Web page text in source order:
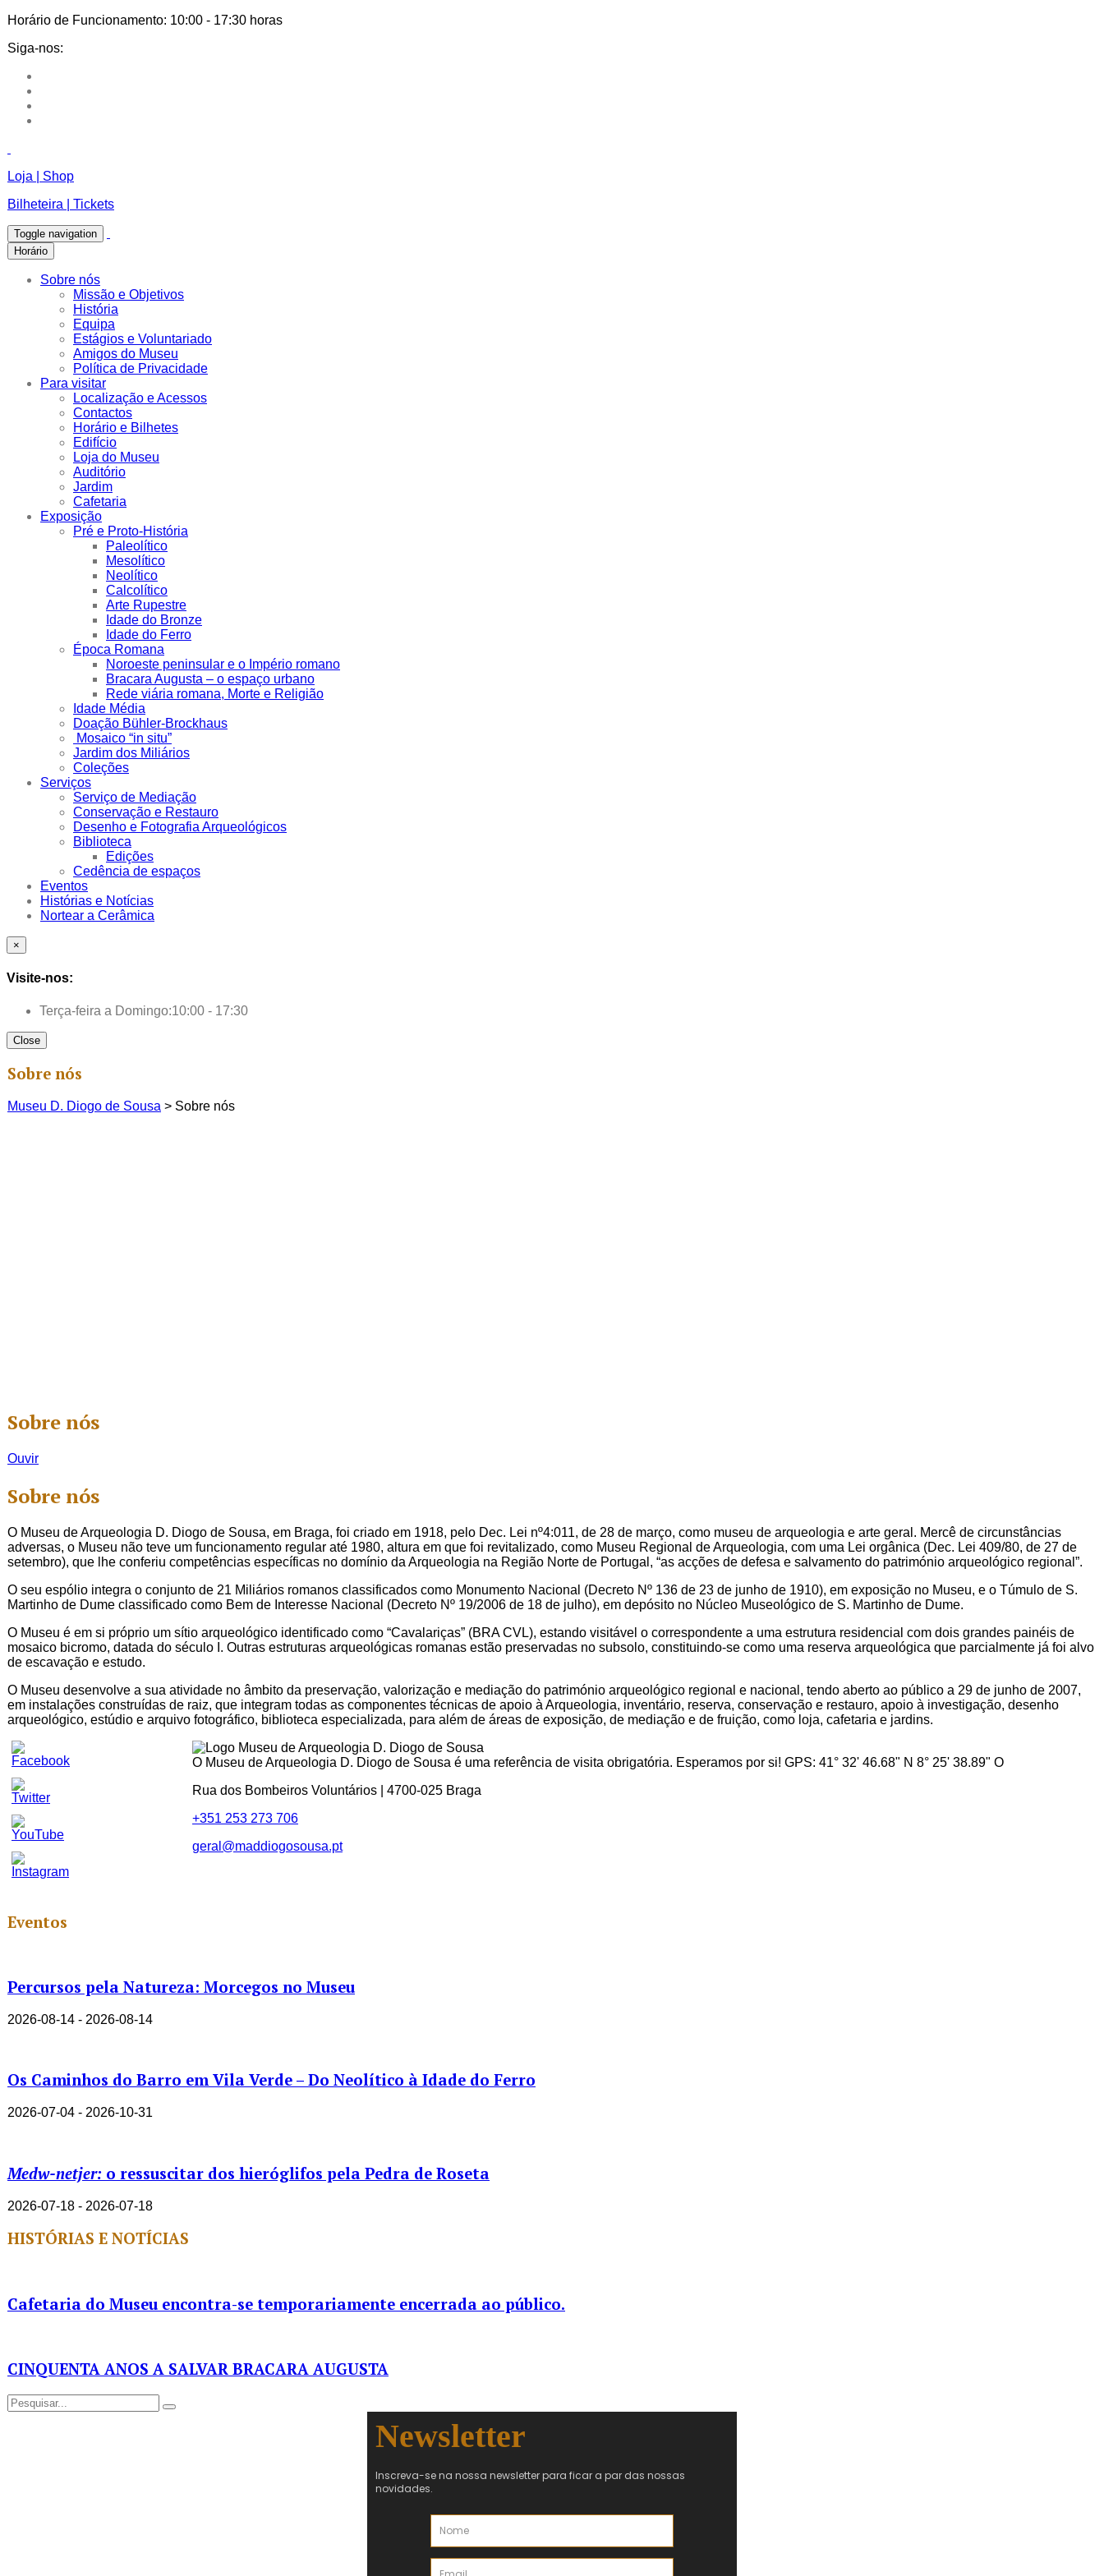
Horário de Funcionamento: 10:00 - 17:30 horas
Siga-nos:
Loja | Shop
Bilheteira | Tickets
Toggle navigation
Horário
Sobre nós
Missão e Objetivos
História
Equipa
Estágios e Voluntariado
Amigos do Museu
Política de Privacidade
Para visitar
Localização e Acessos
Contactos
Horário e Bilhetes
Edifício
Loja do Museu
Auditório
Jardim
Cafetaria
Exposição
Pré e Proto-História
Paleolítico
Mesolítico
Neolítico
Calcolítico
Arte Rupestre
Idade do Bronze
Idade do Ferro
Época Romana
Noroeste peninsular e o Império romano
Bracara Augusta – o espaço urbano
Rede viária romana, Morte e Religião
Idade Média
Doação Bühler-Brockhaus
Mosaico “in situ”
Jardim dos Miliários
Coleções
Serviços
Serviço de Mediação
Conservação e Restauro
Desenho e Fotografia Arqueológicos
Biblioteca
Edições
Cedência de espaços
Eventos
Histórias e Notícias
Nortear a Cerâmica
×
Visite-nos:
Terça-feira a Domingo:10:00 - 17:30
Close
Sobre nós
Museu D. Diogo de Sousa > Sobre nós
Sobre nós
Ouvir
Sobre nós
O Museu de Arqueologia D. Diogo de Sousa, em Braga, foi criado em 1918, pelo Dec. Lei nº4:011, de 28 de março, como museu de arqueologia e arte geral. Mercê de circunstâncias
adversas, o Museu não teve um funcionamento regular até 1980, altura em que foi revitalizado, como Museu Regional de Arqueologia, com uma Lei orgânica (Dec. Lei 409/80, de 27 de
setembro), que lhe conferiu competências específicas no domínio da Arqueologia na Região Norte de Portugal, “as acções de defesa e salvamento do património arqueológico regional”.
O seu espólio integra o conjunto de 21 Miliários romanos classificados como Monumento Nacional (Decreto Nº 136 de 23 de junho de 1910), em exposição no Museu, e o Túmulo de S.
Martinho de Dume classificado como Bem de Interesse Nacional (Decreto Nº 19/2006 de 18 de julho), em depósito no Núcleo Museológico de S. Martinho de Dume.
O Museu é em si próprio um sítio arqueológico identificado como “Cavalariças” (BRA CVL), estando visitável o correspondente a uma estrutura residencial com dois grandes painéis de
mosaico bicromo, datada do século I. Outras estruturas arqueológicas romanas estão preservadas no subsolo, constituindo-se como uma reserva arqueológica que parcialmente já foi alvo
de escavação e estudo.
O Museu desenvolve a sua atividade no âmbito da preservação, valorização e mediação do património arqueológico regional e nacional, tendo aberto ao público a 29 de junho de 2007,
em instalações construídas de raiz, que integram todas as componentes técnicas de apoio à Arqueologia, inventário, reserva, conservação e restauro, apoio à investigação, desenho
arqueológico, estúdio e arquivo fotográfico, biblioteca especializada, para além de áreas de exposição, de mediação e de fruição, como loja, cafetaria e jardins.
Set
Youtube
Channel
O Museu de Arqueologia D. Diogo de Sousa é uma referência de visita obrigatória. Esperamos por si! GPS: 41° 32' 46.68" N 8° 25' 38.89" O
Rua dos Bombeiros Voluntários | 4700-025 Braga
+351 253 273 706
geral@maddiogosousa.pt
Eventos
Percursos pela Natureza: Morcegos no Museu
2026-08-14 - 2026-08-14
Os Caminhos do Barro em Vila Verde – Do Neolítico à Idade do Ferro
2026-07-04 - 2026-10-31
Medw-netjer: o ressuscitar dos hieróglifos pela Pedra de Roseta
2026-07-18 - 2026-07-18
HISTÓRIAS E NOTÍCIAS
Cafetaria do Museu encontra-se temporariamente encerrada ao público.
CINQUENTA ANOS A SALVAR BRACARA AUGUSTA